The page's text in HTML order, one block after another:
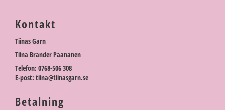
Kontakt
Tiinas Garn
Tiina Brander Paananen
Telefon: 0768-506 308
E-post: tiina@tiinasgarn.se
Betalning